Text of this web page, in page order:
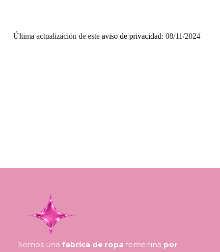
Última actualización de este aviso de privacidad: 08/11/2024
Somos una fabrica de ropa femenina por